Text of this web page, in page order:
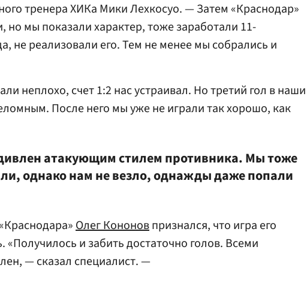
тренера ХИКа Мики Лехкосуо. — Затем «Краснодар»
но мы показали характер, тоже заработали 11-
не реализовали его. Тем не менее мы собрались и
неплохо, счет 1:2 нас устраивал. Но третий гол в наши
После него мы уже не играли так хорошо, как
атакующим стилем противника. Мы тоже
однако нам не везло, однажды даже попали
Олег Кононовпризнался, что игра его
«Получилось и забить достаточно голов. Всеми
— сказал специалист. —